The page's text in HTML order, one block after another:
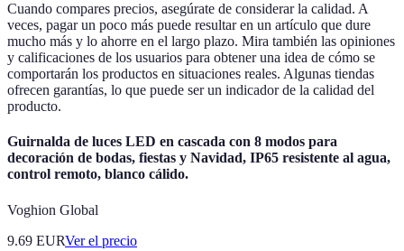
Cuando compares precios, asegúrate de considerar la calidad. A
veces, pagar un poco más puede resultar en un artículo que dure
mucho más y lo ahorre en el largo plazo. Mira también las opiniones
y calificaciones de los usuarios para obtener una idea de cómo se
comportarán los productos en situaciones reales. Algunas tiendas
ofrecen garantías, lo que puede ser un indicador de la calidad del
producto.
Guirnalda de luces LED en cascada con 8 modos para
decoración de bodas, fiestas y Navidad, IP65 resistente al agua,
control remoto, blanco cálido.
Voghion Global
9.69 EURVer el precio